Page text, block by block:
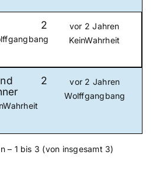
2
vor 2 Jahren
KeinWahrheit
2
vor 2 Jahren
Wolffgangbang
– 1 bis 3 (von insgesamt 3)